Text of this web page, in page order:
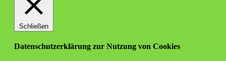
Schließen
Datenschutzerklärung zur Nutzung von Cookies